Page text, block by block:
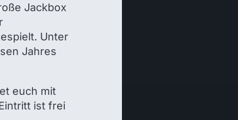
Jackbox
Unter
Jahres
euch mit
ist frei